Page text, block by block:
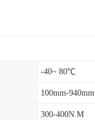
-40~ 80℃
100mm-940mm
300-400N.M